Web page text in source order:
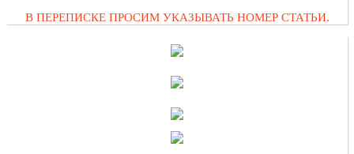
В ПЕРЕПИСКЕ ПРОСИМ УКАЗЫВАТЬ НОМЕР СТАТЬИ.